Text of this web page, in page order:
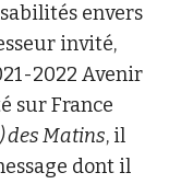
envers
invité,
2022 Avenir
sur France
des Matins, il
dont il